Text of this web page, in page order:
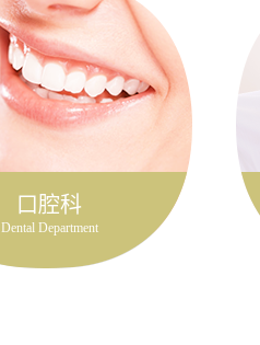
口腔科
Dental Department